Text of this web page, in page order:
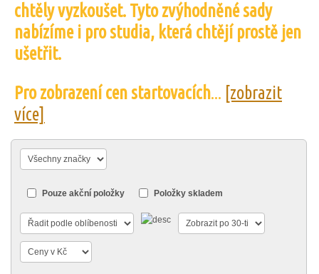
chtěly vyzkoušet. Tyto zvýhodněné sady
nabízíme i pro studia, která chtějí prostě jen
ušetřit.
Pro zobrazení cen startovacích... [zobrazit
více]
Pouze akční položky Položky skladem